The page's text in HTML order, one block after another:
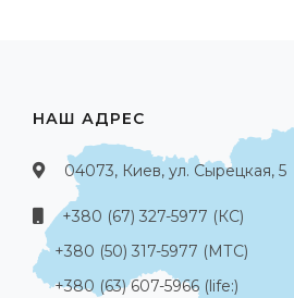
НАШ АДРЕС
04073, Киев, ул. Сырецкая, 5
+380 (67) 327-5977 (КС)
+380 (50) 317-5977 (МТС)
+380 (63) 607-5966 (life:)